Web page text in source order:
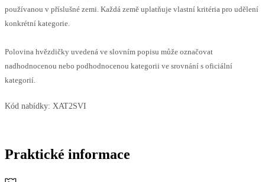
používanou v příslušné zemi. Každá země uplatňuje vlastní kritéria pro udělení
konkrétní kategorie.
Polovina hvězdičky uvedená ve slovním popisu může označovat
nadhodnocenou nebo podhodnocenou kategorii ve srovnání s oficiální
kategorií.
Kód nabídky: XAT2SVI
Praktické informace